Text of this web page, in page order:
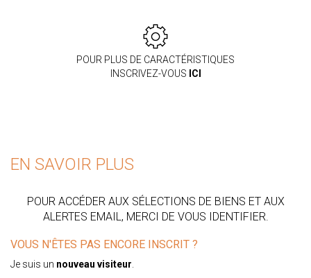
POUR PLUS DE CARACTÉRISTIQUES
INSCRIVEZ-VOUS ICI
EN SAVOIR PLUS
POUR ACCÉDER AUX SÉLECTIONS DE BIENS ET AUX
ALERTES EMAIL, MERCI DE VOUS IDENTIFIER.
VOUS N'ÊTES PAS ENCORE INSCRIT ?
Je suis un nouveau visiteur.